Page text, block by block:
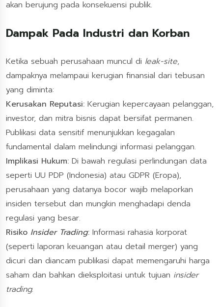
akan berujung pada konsekuensi publik.
Dampak Pada Industri dan Korban
Ketika sebuah perusahaan muncul di leak-site,
dampaknya melampaui kerugian finansial dari tebusan
yang diminta:
Kerusakan Reputasi: Kerugian kepercayaan pelanggan,
investor, dan mitra bisnis dapat bersifat permanen.
Publikasi data sensitif menunjukkan kegagalan
fundamental dalam melindungi informasi pelanggan.
Implikasi Hukum: Di bawah regulasi perlindungan data
seperti UU PDP (Indonesia) atau GDPR (Eropa),
perusahaan yang datanya bocor wajib melaporkan
insiden tersebut dan mungkin menghadapi denda
regulasi yang besar.
Risiko Insider Trading: Informasi rahasia korporat
(seperti laporan keuangan atau detail merger) yang
dicuri dan diancam publikasi dapat memengaruhi harga
saham dan bahkan dieksploitasi untuk tujuan insider
trading.